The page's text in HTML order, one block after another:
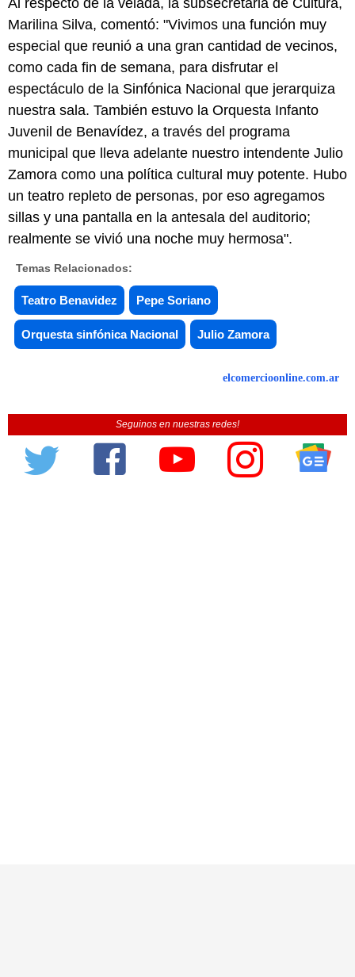
Marilina Silva, comentó: "Vivimos una función muy
especial que reunió a una gran cantidad de vecinos,
como cada fin de semana, para disfrutar el
espectáculo de la Sinfónica Nacional que jerarquiza
nuestra sala. También estuvo la Orquesta Infanto
Juvenil de Benavídez, a través del programa
municipal que lleva adelante nuestro intendente Julio
Zamora como una política cultural muy potente. Hubo
un teatro repleto de personas, por eso agregamos
sillas y una pantalla en la antesala del auditorio;
realmente se vivió una noche muy hermosa".
Temas Relacionados:
Teatro Benavidez Pepe Soriano
Orquesta sinfónica Nacional Julio Zamora
elcomercioonline.com.ar
Seguinos en nuestras redes!